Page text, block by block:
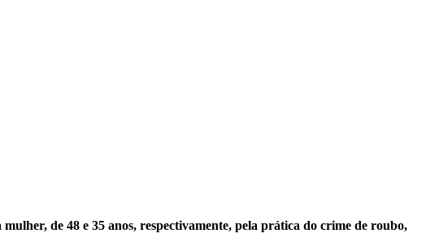
de 48 e 35 anos, respectivamente, pela prática do crime de roubo,